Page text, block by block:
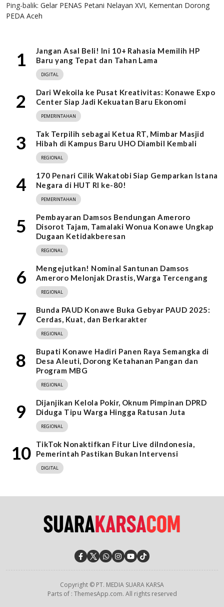
Ping-balik: Gelar PENAS Petani Nelayan XVI, Kementan Dorong
PEDA Aceh
1
Jangan Asal Beli! Ini 10+ Rahasia Memilih HP
Baru yang Tepat dan Tahan Lama
DIGITAL
2
Dari Wekoila ke Pusat Kreativitas: Konawe Expo
Center Siap Jadi Kekuatan Baru Ekonomi
PEMERINTAHAN
3
Tak Terpilih sebagai Ketua RT, Mimbar Masjid
Hibah di Kampus Baru UHO Diambil Kembali
REGIONAL
4
170 Penari Cilik Wakatobi Siap Gemparkan Istana
Negara di HUT RI ke-80!
PEMERINTAHAN
5
Pembayaran Damsos Bendungan Ameroro
Disorot Tajam, Tamalaki Wonua Konawe Ungkap
Dugaan Ketidakberesan
REGIONAL
6
Mengejutkan! Nominal Santunan Damsos
Ameroro Melonjak Drastis, Warga Tercengang
REGIONAL
7
Bunda PAUD Konawe Buka Gebyar PAUD 2025:
Cerdas, Kuat, dan Berkarakter
REGIONAL
8
Bupati Konawe Hadiri Panen Raya Semangka di
Desa Aleuti, Dorong Ketahanan Pangan dan
Program MBG
REGIONAL
9
Dijanjikan Kelola Pokir, Oknum Pimpinan DPRD
Diduga Tipu Warga Hingga Ratusan Juta
REGIONAL
10
TikTok Nonaktifkan Fitur Live diIndonesia,
Pemerintah Pastikan Bukan Intervensi
DIGITAL
Copyright © PT. MEDIA SUARA KARSA
Parts of : ThemesApp.com. All rights reserved